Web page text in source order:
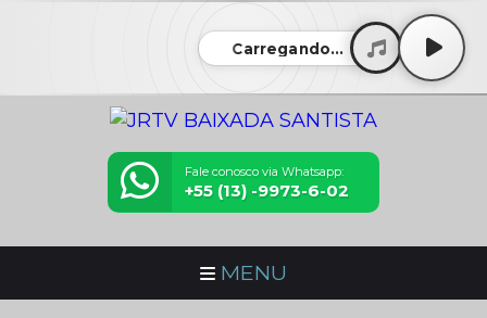
Carregando...
Fale conosco via Whatsapp:
+55 (13) -9973-6-02
MENU